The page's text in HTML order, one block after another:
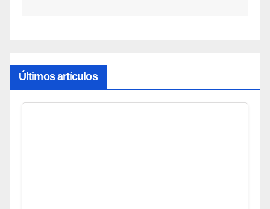
Últimos artículos